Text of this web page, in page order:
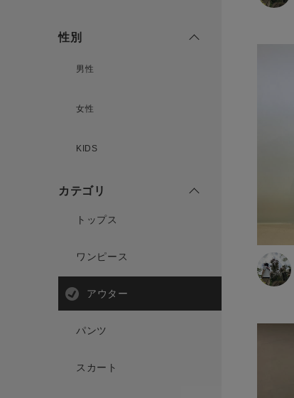
性別
男性
女性
KIDS
カテゴリ
トップス
ワンピース
アウター
パンツ
スカート